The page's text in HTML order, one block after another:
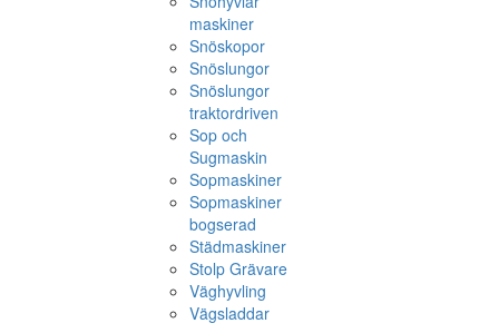
maskiner
Snöskopor
Snöslungor
Snöslungor
traktordriven
Sop och
Sugmaskin
Sopmaskiner
Sopmaskiner
bogserad
Städmaskiner
Stolp Grävare
Väghyvling
Vägsladdar